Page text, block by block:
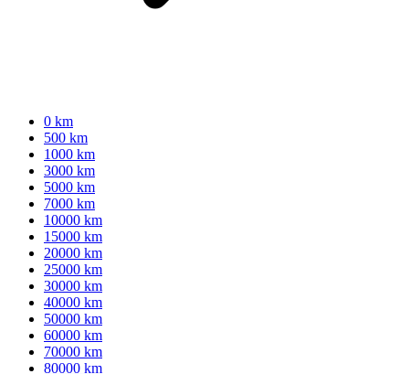
0 km
500 km
1000 km
3000 km
5000 km
7000 km
10000 km
15000 km
20000 km
25000 km
30000 km
40000 km
50000 km
60000 km
70000 km
80000 km